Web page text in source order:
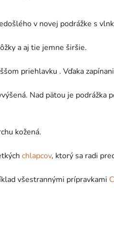
v novej podrážke s
a aj tie jemne širšie.
priehlavku . Vďaka
Nad pätou je
kožená.
chlapcov, ktorý sa radi
všestrannými prípravkami